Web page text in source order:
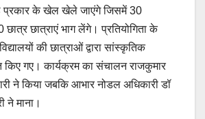
प्रकार के खेल खेले जाएंगे जिसमें 30
छात्र छात्राएं भाग लेंगे। प्रतियोगिता के
की छात्राओं द्वारा सांस्कृतिक
किए गए। कार्यक्रम का संचालन राजकुमार
ने किया जबकि आभार नोडल अधिकारी डॉ
ने माना।